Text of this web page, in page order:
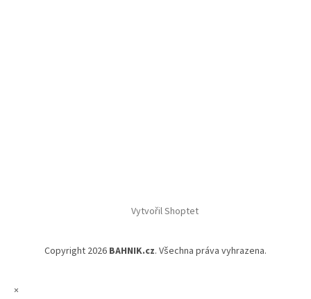
Vytvořil Shoptet
Copyright 2026 BAHNIK.cz. Všechna práva vyhrazena.
×